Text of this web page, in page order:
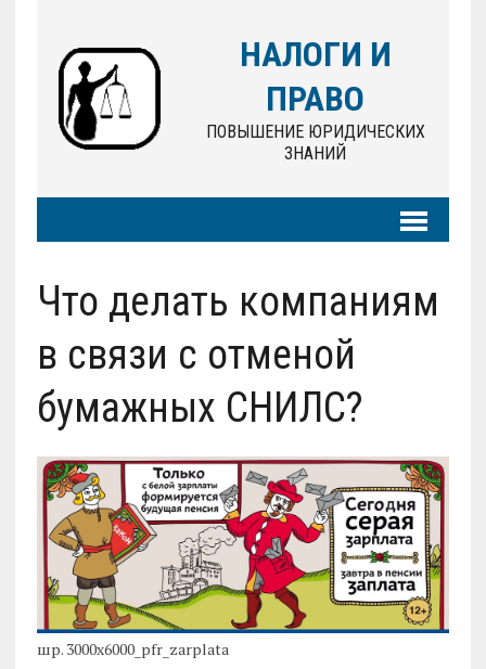
НАЛОГИ И
ПРАВО
ПОВЫШЕНИЕ ЮРИДИЧЕСКИХ
ЗНАНИЙ
Что делать компаниям
в связи с отменой
бумажных СНИЛС?
шр. 3000x6000_pfr_zarplata